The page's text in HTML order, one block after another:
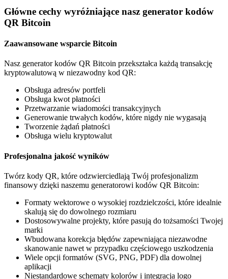
Główne cechy wyróżniające nasz generator kodów
QR Bitcoin
Zaawansowane wsparcie Bitcoin
Nasz generator kodów QR Bitcoin przekształca każdą transakcję
kryptowalutową w niezawodny kod QR:
Obsługa adresów portfeli
Obsługa kwot płatności
Przetwarzanie wiadomości transakcyjnych
Generowanie trwałych kodów, które nigdy nie wygasają
Tworzenie żądań płatności
Obsługa wielu kryptowalut
Profesjonalna jakość wyników
Twórz kody QR, które odzwierciedlają Twój profesjonalizm
finansowy dzięki naszemu generatorowi kodów QR Bitcoin:
Formaty wektorowe o wysokiej rozdzielczości, które idealnie
skalują się do dowolnego rozmiaru
Dostosowywalne projekty, które pasują do tożsamości Twojej
marki
Wbudowana korekcja błędów zapewniająca niezawodne
skanowanie nawet w przypadku częściowego uszkodzenia
Wiele opcji formatów (SVG, PNG, PDF) dla dowolnej
aplikacji
Niestandardowe schematy kolorów i integracja logo